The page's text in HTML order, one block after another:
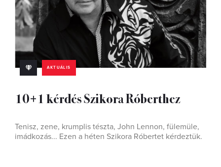
AKTUÁLIS
10+1 kérdés Szikora Róberthez
Tenisz, zene, krumplis tészta, John Lennon, fülemüle,
imádkozás... Ezen a héten Szikora Róbertet kérdeztük.